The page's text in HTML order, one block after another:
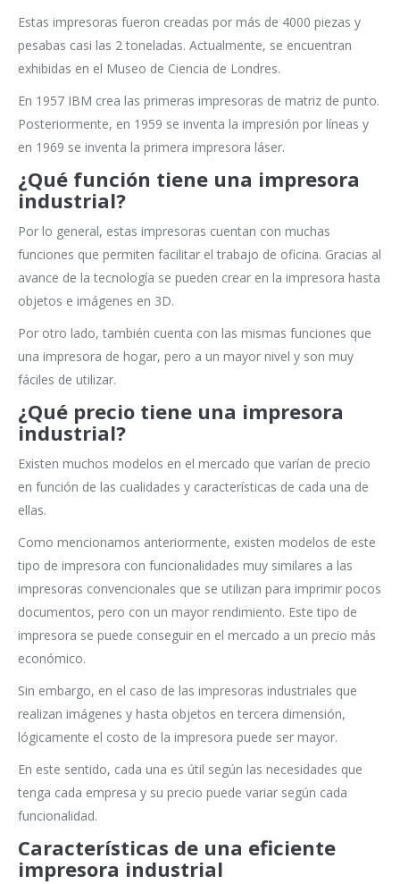
Estas impresoras fueron creadas por más de 4000 piezas y
pesabas casi las 2 toneladas. Actualmente, se encuentran
exhibidas en el Museo de Ciencia de Londres.
En 1957 IBM crea las primeras impresoras de matriz de punto.
Posteriormente, en 1959 se inventa la impresión por líneas y
en 1969 se inventa la primera impresora láser.
¿Qué función tiene una impresora
industrial?
Por lo general, estas impresoras cuentan con muchas
funciones que permiten facilitar el trabajo de oficina. Gracias al
avance de la tecnología se pueden crear en la impresora hasta
objetos e imágenes en 3D.
Por otro lado, también cuenta con las mismas funciones que
una impresora de hogar, pero a un mayor nivel y son muy
fáciles de utilizar.
¿Qué precio tiene una impresora
industrial?
Existen muchos modelos en el mercado que varían de precio
en función de las cualidades y características de cada una de
ellas.
Como mencionamos anteriormente, existen modelos de este
tipo de impresora con funcionalidades muy similares a las
impresoras convencionales que se utilizan para imprimir pocos
documentos, pero con un mayor rendimiento. Este tipo de
impresora se puede conseguir en el mercado a un precio más
económico.
Sin embargo, en el caso de las impresoras industriales que
realizan imágenes y hasta objetos en tercera dimensión,
lógicamente el costo de la impresora puede ser mayor.
En este sentido, cada una es útil según las necesidades que
tenga cada empresa y su precio puede variar según cada
funcionalidad.
Características de una eficiente
impresora industrial